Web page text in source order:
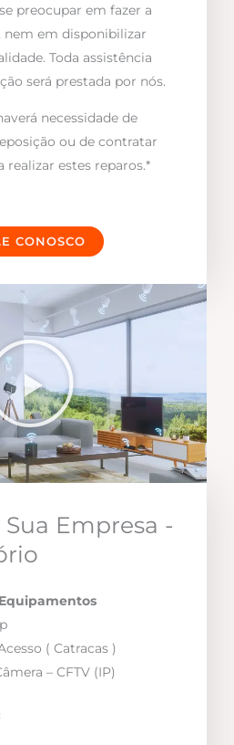
preocupar em fazer a
nem em disponibilizar
Toda assistência
será prestada por nós.
necessidade de
ou de contratar
realizar estes reparos.*
CONOSCO
Sua Empresa -
( Catracas )
– CFTV (IP)